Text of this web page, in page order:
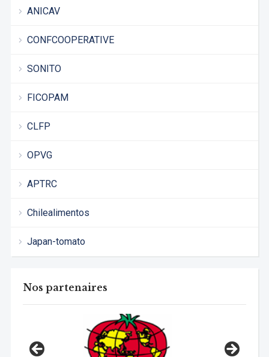
ANICAV
CONFCOOPERATIVE
SONITO
FICOPAM
CLFP
OPVG
APTRC
Chilealimentos
Japan-tomato
Nos partenaires